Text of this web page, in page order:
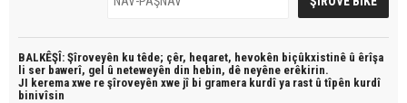
BALKÊŞÎ: Şîroveyên ku têde; çêr, heqaret, hevokên biçûkxistinê û êrîşa
li ser bawerî, gel û neteweyên din hebin, dê neyêne erêkirin.
JI kerema xwe re şîroveyên xwe jî bi gramera kurdî ya rast û tîpên kurdî
binivîsin